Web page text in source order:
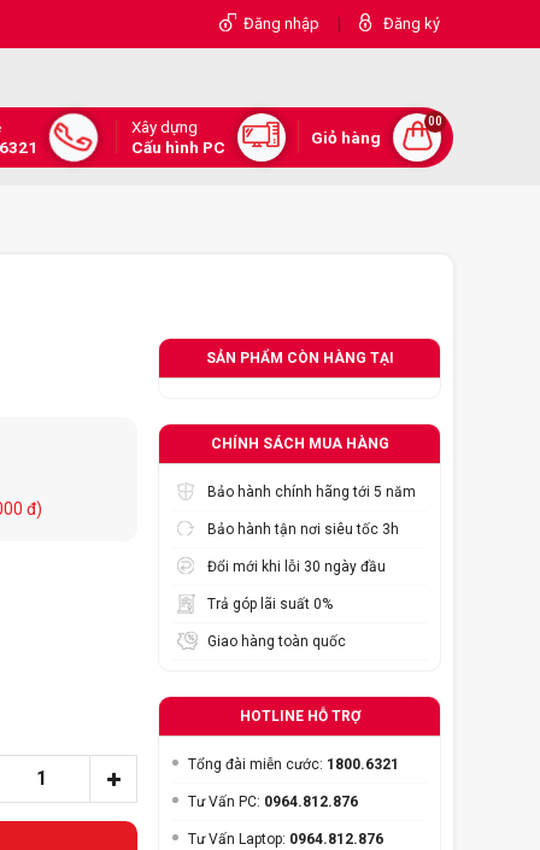
Đăng nhập | Đăng ký
Xây dựng
Cấu hình PC
Giỏ hàng
00
đ)
SẢN PHẨM CÒN HÀNG TẠI
CHÍNH SÁCH MUA HÀNG
Bảo hành chính hãng tới 5 năm
Bảo hành tận nơi siêu tốc 3h
Đổi mới khi lỗi 30 ngày đầu
Trả góp lãi suất 0%
Giao hàng toàn quốc
HOTLINE HỖ TRỢ
Tổng đài miễn cước: 1800.6321
Tư Vấn PC: 0964.812.876
Tư Vấn Laptop: 0964.812.876